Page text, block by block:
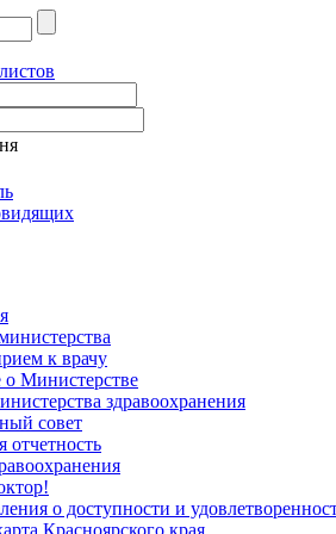
к врачу
Министерстве
здравоохранения
совет
отчетность
о доступности и
Красноярского края